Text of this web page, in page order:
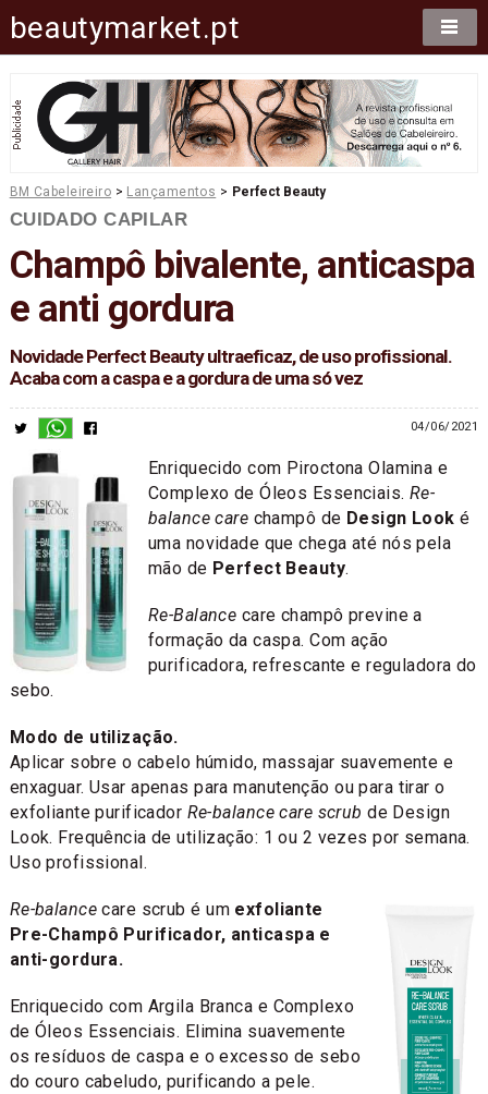
beautymarket.pt
BM Cabeleireiro > Lançamentos > Perfect Beauty
CUIDADO CAPILAR
Champô bivalente, anticaspa
e anti gordura
Novidade Perfect Beauty ultraeficaz, de uso profissional.
Acaba com a caspa e a gordura de uma só vez
04/06/2021
Enriquecido com Piroctona Olamina e
Complexo de Óleos Essenciais. Re-
balance care champô de Design Look é
uma novidade que chega até nós pela
mão de Perfect Beauty.
Re-Balance care champô previne a
formação da caspa. Com ação
purificadora, refrescante e reguladora do
sebo.
Modo de utilização.
Aplicar sobre o cabelo húmido, massajar suavemente e
enxaguar. Usar apenas para manutenção ou para tirar o
exfoliante purificador Re-balance care scrub de Design
Look. Frequência de utilização: 1 ou 2 vezes por semana.
Uso profissional.
Re-balance care scrub é umexfoliante
Pre-Champô Purificador, anticaspa e
anti-gordura.
Enriquecido com Argila Branca e Complexo
de Óleos Essenciais. Elimina suavemente
os resíduos de caspa e o excesso de sebo
do couro cabeludo, purificando a pele.